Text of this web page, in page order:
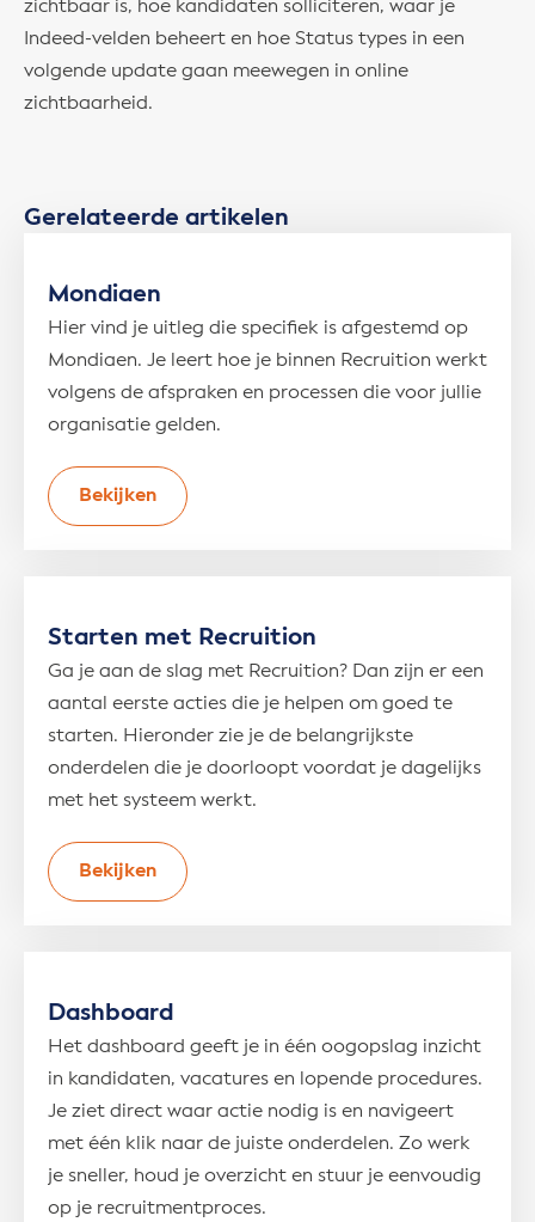
zichtbaar is, hoe kandidaten solliciteren, waar je
Indeed-velden beheert en hoe Status types in een
volgende update gaan meewegen in online
zichtbaarheid.
Gerelateerde artikelen
Mondiaen
Hier vind je uitleg die specifiek is afgestemd op
Mondiaen. Je leert hoe je binnen Recruition werkt
volgens de afspraken en processen die voor jullie
organisatie gelden.
Bekijken
Starten met Recruition
Ga je aan de slag met Recruition? Dan zijn er een
aantal eerste acties die je helpen om goed te
starten. Hieronder zie je de belangrijkste
onderdelen die je doorloopt voordat je dagelijks
met het systeem werkt.
Bekijken
Dashboard
Het dashboard geeft je in één oogopslag inzicht
in kandidaten, vacatures en lopende procedures.
Je ziet direct waar actie nodig is en navigeert
met één klik naar de juiste onderdelen. Zo werk
je sneller, houd je overzicht en stuur je eenvoudig
op je recruitmentproces.